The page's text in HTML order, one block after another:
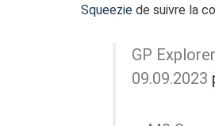
Squeezie de suivre la
GP
09.09.2023